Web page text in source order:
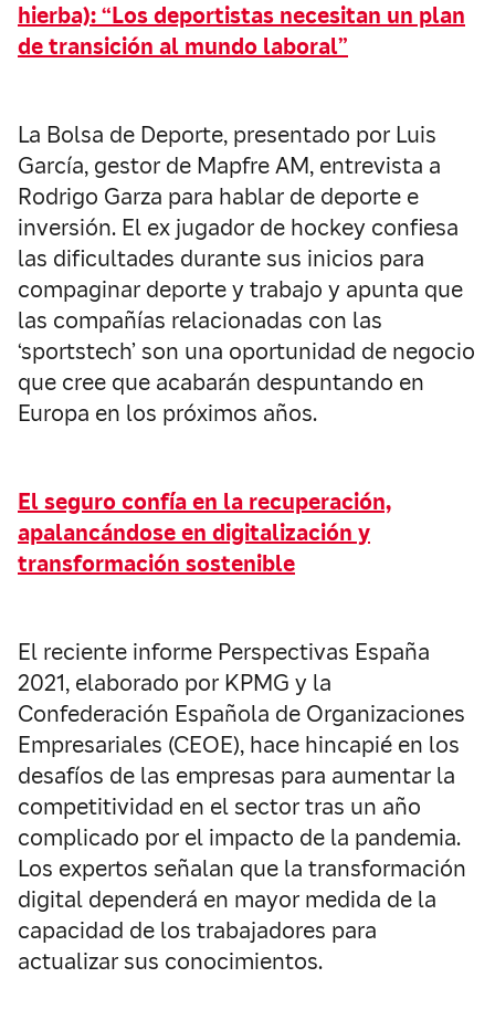
hierba): “Los deportistas necesitan un plan
de transición al mundo laboral”
La Bolsa de Deporte, presentado por Luis
García, gestor de Mapfre AM, entrevista a
Rodrigo Garza para hablar de deporte e
inversión. El ex jugador de hockey confiesa
las dificultades durante sus inicios para
compaginar deporte y trabajo y apunta que
las compañías relacionadas con las
‘sportstech’ son una oportunidad de negocio
que cree que acabarán despuntando en
Europa en los próximos años.
El seguro confía en la recuperación,
apalancándose en digitalización y
transformación sostenible
El reciente informe Perspectivas España
2021, elaborado por KPMG y la
Confederación Española de Organizaciones
Empresariales (CEOE), hace hincapié en los
desafíos de las empresas para aumentar la
competitividad en el sector tras un año
complicado por el impacto de la pandemia.
Los expertos señalan que la transformación
digital dependerá en mayor medida de la
capacidad de los trabajadores para
actualizar sus conocimientos.